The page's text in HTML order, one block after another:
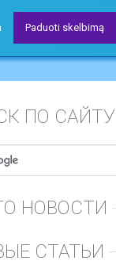
Paduoti skelbimą
ПО САЙТУ
НОВОСТИ
СТАТЬИ